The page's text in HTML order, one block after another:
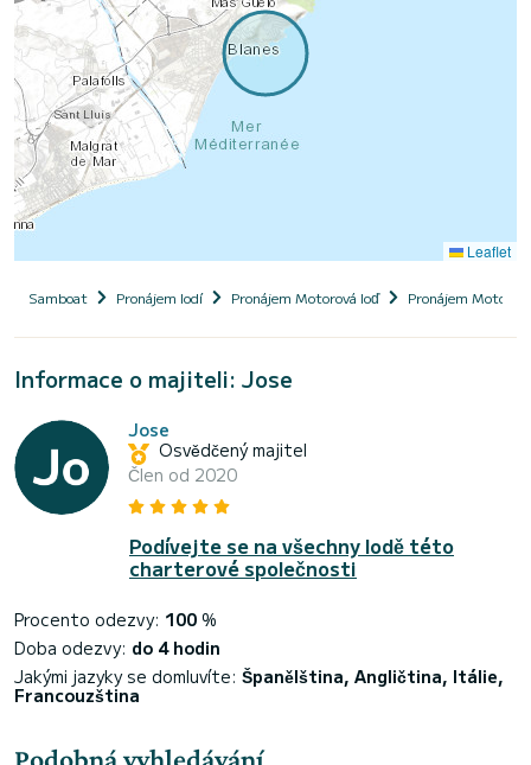
Leaflet
Samboat Pronájem lodí Pronájem Motorová loď Pronájem
Informace o majiteli: Jose
Jose
Osvědčený majitel
Člen od 2020
Podívejte se na všechny lodě této
charterové společnosti
Procento odezvy: 100 %
Doba odezvy: do 4 hodin
Jakými jazyky se domluvíte: Španělština, Angličtina, Itálie,
Francouzština
Podobná vyhledávání